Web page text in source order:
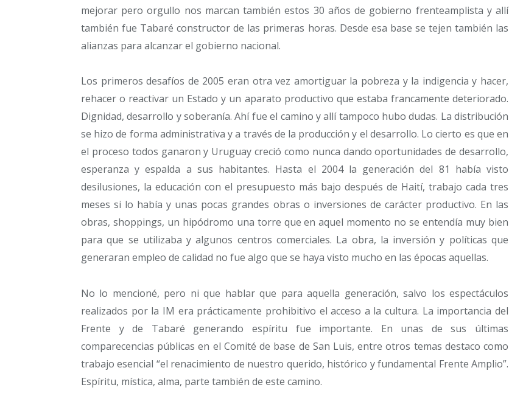
mejorar pero orgullo nos marcan también estos 30 años de gobierno frenteamplista y allí
también fue Tabaré constructor de las primeras horas. Desde esa base se tejen también las
alianzas para alcanzar el gobierno nacional.
Los primeros desafíos de 2005 eran otra vez amortiguar la pobreza y la indigencia y hacer,
rehacer o reactivar un Estado y un aparato productivo que estaba francamente deteriorado.
Dignidad, desarrollo y soberanía. Ahí fue el camino y allí tampoco hubo dudas. La distribución
se hizo de forma administrativa y a través de la producción y el desarrollo. Lo cierto es que en
el proceso todos ganaron y Uruguay creció como nunca dando oportunidades de desarrollo,
esperanza y espalda a sus habitantes. Hasta el 2004 la generación del 81 había visto
desilusiones, la educación con el presupuesto más bajo después de Haití, trabajo cada tres
meses si lo había y unas pocas grandes obras o inversiones de carácter productivo. En las
obras, shoppings, un hipódromo una torre que en aquel momento no se entendía muy bien
para que se utilizaba y algunos centros comerciales. La obra, la inversión y políticas que
generaran empleo de calidad no fue algo que se haya visto mucho en las épocas aquellas.
No lo mencioné, pero ni que hablar que para aquella generación, salvo los espectáculos
realizados por la IM era prácticamente prohibitivo el acceso a la cultura. La importancia del
Frente y de Tabaré generando espíritu fue importante. En unas de sus últimas
comparecencias públicas en el Comité de base de San Luis, entre otros temas destaco como
trabajo esencial “el renacimiento de nuestro querido, histórico y fundamental Frente Amplio”.
Espíritu, mística, alma, parte también de este camino.